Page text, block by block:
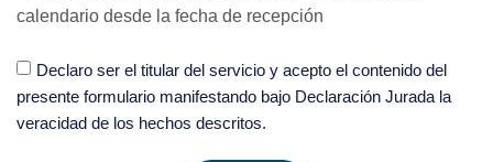
calendario desde la fecha de recepción
Declaro ser el titular del servicio y acepto el contenido del
presente formulario manifestando bajo Declaración Jurada la
veracidad de los hechos descritos.